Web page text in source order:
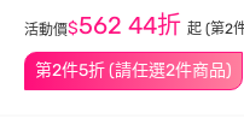
第2件5折 (請任選2件商品)
活動價$562 44折 起 (第2